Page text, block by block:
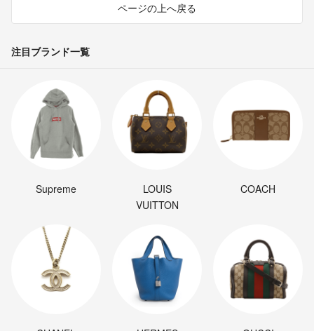
ページの上へ戻る
注目ブランド一覧
Supreme
LOUIS
VUITTON
COACH